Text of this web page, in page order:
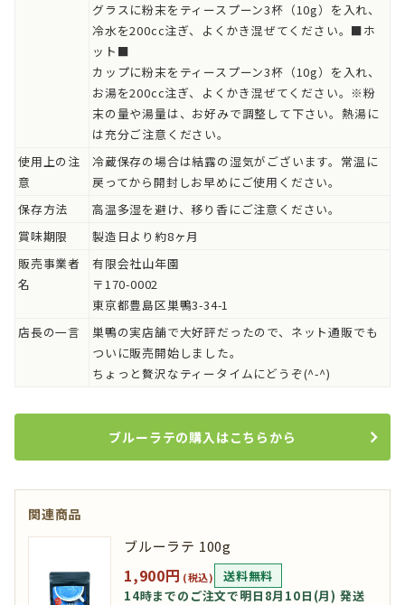
グラスに粉末をティースプーン3杯（10g）を入れ、
冷水を200cc注ぎ、よくかき混ぜてください。■ホ
ット■
カップに粉末をティースプーン3杯（10g）を入れ、
お湯を200cc注ぎ、よくかき混ぜてください。※粉
末の量や湯量は、お好みで調整して下さい。熱湯に
は充分ご注意ください。
使用上の注
意
冷蔵保存の場合は結露の湿気がございます。常温に
戻ってから開封しお早めにご使用ください。
保存方法
高温多湿を避け、移り香にご注意ください。
賞味期限
製造日より約8ヶ月
販売事業者
名
有限会社山年園
〒170-0002
東京都豊島区巣鴨3-34-1
店長の一言
巣鴨の実店舗で大好評だったので、ネット通販でも
ついに販売開始しました。
ちょっと贅沢なティータイムにどうぞ(^-^)
ブルーラテの購入はこちらから
関連商品
ブルーラテ 100g
1,900円 (税込)
送料無料
14時までのご注文で明日8月10日(月) 発送